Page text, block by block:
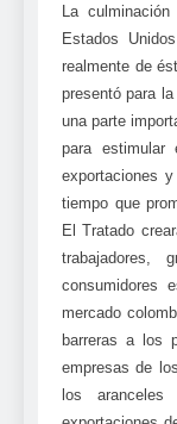
La
Estados
realmente de
presentó para
una parte
para estimular
exportaciones
tiempo que
El Tratado
trabajadores,
consumidores
mercado
barreras a los
empresas de
los